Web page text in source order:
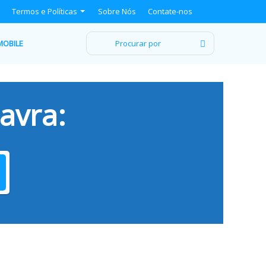
Termos e Políticas Sobre Nós Contate-nos
Procurar
por